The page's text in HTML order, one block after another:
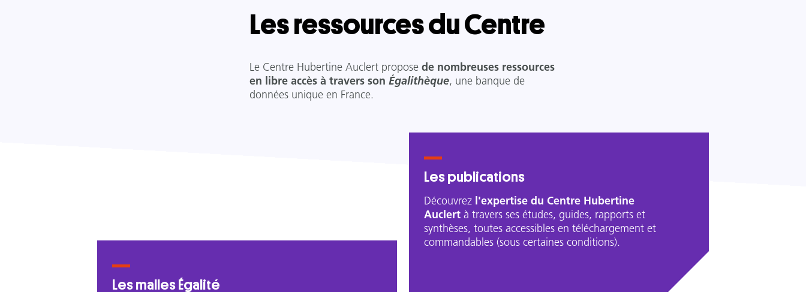
Les ressources du Centre
Le Centre Hubertine Auclert propose de nombreuses ressources
en libre accès à travers son Égalithèque, une banque de
données unique en France.
Les malles Égalité
Les publications
Découvrez l'expertise du Centre Hubertine
Auclert à travers ses études, guides, rapports et
synthèses, toutes accessibles en téléchargement et
commandables (sous certaines conditions).